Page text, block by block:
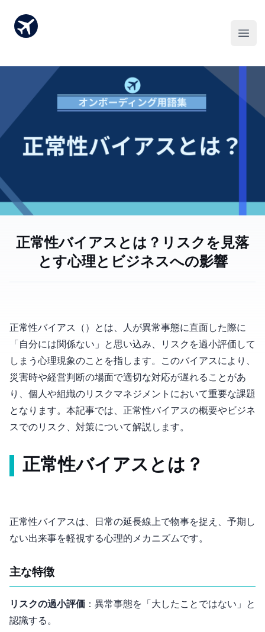
正常性バイアスとは？リスクを見落
とす心理とビジネスへの影響
正常性バイアス（Normalcy Bias）とは、人が異常事態に直面した際に
「自分には関係ない」と思い込み、リスクを過小評価して
しまう心理現象のことを指します。このバイアスにより、
災害時や経営判断の場面で適切な対応が遅れることがあ
り、個人や組織のリスクマネジメントにおいて重要な課題
となります。本記事では、正常性バイアスの概要やビジネ
スでのリスク、対策について解説します。
正常性バイアスとは？
正常性バイアスは、日常の延長線上で物事を捉え、予期し
ない出来事を軽視する心理的メカニズムです。
主な特徴
リスクの過小評価 ：異常事態を「大したことではない」と
認識する。